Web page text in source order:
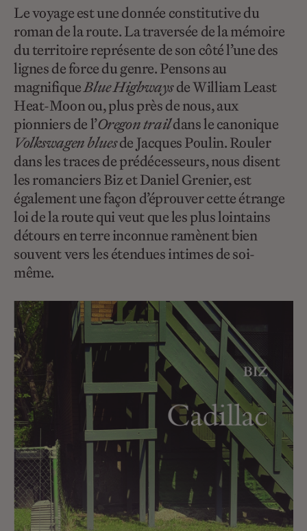
Le voyage est une donnée constitutive du
roman de la route. La traversée de la mémoire
du territoire représente de son côté l’une des
lignes de force du genre. Pensons au
magnifiqueBlue Highwaysde William Least
Heat-Moon ou, plus près de nous, aux
pionniers de l’Oregon traildans le canonique
Volkswagen bluesde Jacques Poulin. Rouler
dans les traces de prédécesseurs, nous disent
les romanciers Biz et Daniel Grenier, est
également une façon d’éprouver cette étrange
loi de la route qui veut que les plus lointains
détours en terre inconnue ramènent bien
souvent vers les étendues intimes de soi-
même.